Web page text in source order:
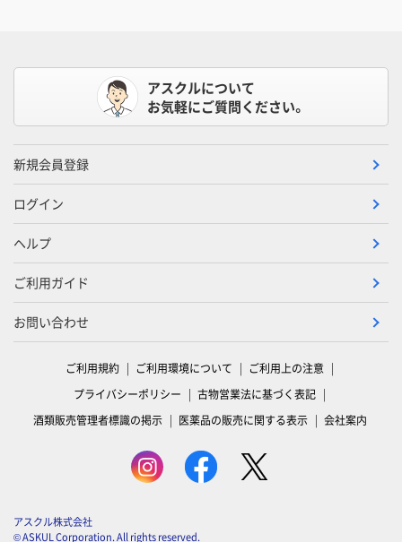
アスクルについて
お気軽にご質問ください。
新規会員登録
ログイン
ヘルプ
ご利用ガイド
お問い合わせ
ご利用規約 ご利用環境について
ご利用上の注意
プライバシーポリシー
古物営業法に基づく表記
酒類販売管理者標識の掲示
医薬品の販売に関する表示 会社案内
アスクル株式会社
© ASKUL Corporation. All rights reserved.